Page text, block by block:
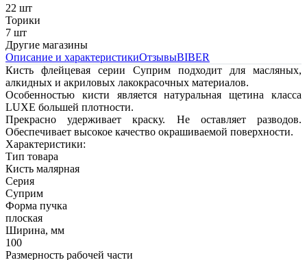
22 шт
Торики
7 шт
Другие магазины
Описание и характеристикиОтзывыBIBER
Кисть флейцевая серии Суприм подходит для масляных,
алкидных и акриловых лакокрасочных материалов.
Особенностью кисти является натуральная щетина класса
LUXE большей плотности.
Прекрасно удерживает краску. Не оставляет разводов.
Обеспечивает высокое качество окрашиваемой поверхности.
Характеристики:
Тип товара
Кисть малярная
Серия
Суприм
Форма пучка
плоская
Ширина, мм
100
Размерность рабочей части